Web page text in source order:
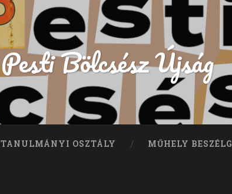
Pesti Bölcsész Újság
TANULMÁNYI OSZTÁLY MŰHELY